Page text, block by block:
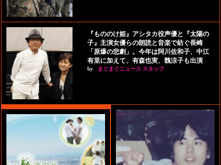
『もののけ姫』アシタカ役声優と『太陽の
子』主演女優らの朗読と音楽で紡ぐ長崎
「原爆の悲劇」。今年は阿川佐和子、中江
有里に加えて、有森也実、魏涼子も出演
by まぐまぐニュース スタッフ